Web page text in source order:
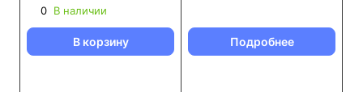
0 В наличии
В корзину Подробнее